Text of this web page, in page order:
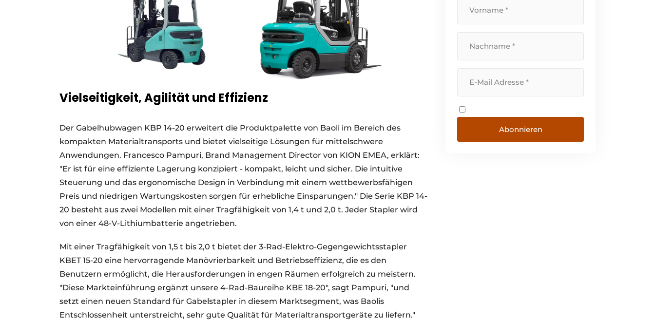
Vielseitigkeit, Agilität und Effizienz
Der Gabelhubwagen KBP 14-20 erweitert die Produktpalette von Baoli im Bereich des
kompakten Materialtransports und bietet vielseitige Lösungen für mittelschwere
Anwendungen. Francesco Pampuri, Brand Management Director von KION EMEA, erklärt:
"Er ist für eine effiziente Lagerung konzipiert - kompakt, leicht und sicher. Die intuitive
Steuerung und das ergonomische Design in Verbindung mit einem wettbewerbsfähigen
Preis und niedrigen Wartungskosten sorgen für erhebliche Einsparungen." Die Serie KBP 14-
20 besteht aus zwei Modellen mit einer Tragfähigkeit von 1,4 t und 2,0 t. Jeder Stapler wird
von einer 48-V-Lithiumbatterie angetrieben.
Mit einer Tragfähigkeit von 1,5 t bis 2,0 t bietet der 3-Rad-Elektro-Gegengewichtsstapler
KBET 15-20 eine hervorragende Manövrierbarkeit und Betriebseffizienz, die es den
Benutzern ermöglicht, die Herausforderungen in engen Räumen erfolgreich zu meistern.
"Diese Markteinführung ergänzt unsere 4-Rad-Baureihe KBE 18-20", sagt Pampuri, "und
setzt einen neuen Standard für Gabelstapler in diesem Marktsegment, was Baolis
Entschlossenheit unterstreicht, sehr gute Qualität für Materialtransportgeräte zu liefern."
Abonnieren